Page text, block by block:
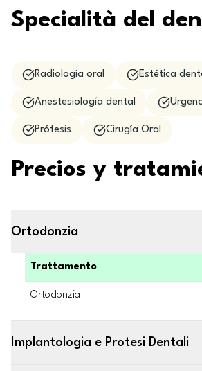
Specialità del
Radiología oral Estética
Anestesiología dental
Prótesis Cirugía Oral
Precios y
Ortodonzia
Trattamento
Ortodonzia
Implantologia e Protesi Dentali